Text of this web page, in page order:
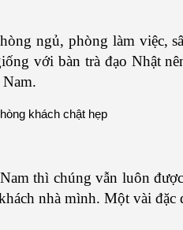
ngủ, phòng làm việc,
với bàn trà đạo Nhật
thì chúng vẫn luôn
nhà mình. Một vài đặc